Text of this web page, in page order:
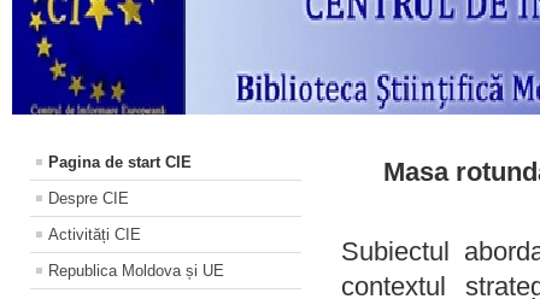
Pagina de start CIE
Despre CIE
Activități CIE
Republica Moldova și UE
Masa
Subiectul
contextul